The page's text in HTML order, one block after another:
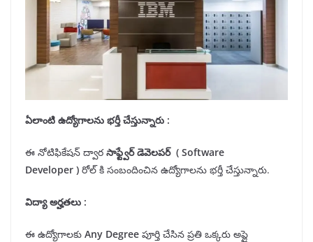
ఏలాంటి ఉద్యోగాలను భర్తీ చేస్తున్నారు :
ఈ నోటిఫికేషన్ ద్వారసాఫ్ట్వేర్ డెవెలపర్ ( Software
Developer ) రోల్ కి సంబందించిన ఉద్యోగాలను భర్తీ చేస్తున్నారు.
విద్యా అర్హతలు :
ఈ ఉద్యోగాలకు Any Degree పూర్తి చేసిన ప్రతి ఒక్కరు అప్లై